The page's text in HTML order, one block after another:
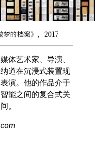
的档案》，2017
体艺术家、导演、
道在沉浸式装置现
演。他的作品介于
能之间的复合式关
。